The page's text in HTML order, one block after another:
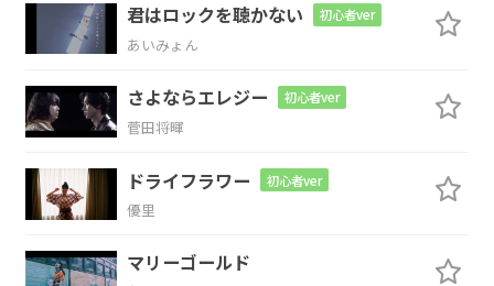
傘を持た
Em
ずに歩いていく
Am7
不確
F
かに期待してる
君はロックを聴かない 初心者ver
あいみょん
さよならエレジー 初心者ver
菅田将暉
ドライフラワー 初心者ver
優里
マリーゴールド